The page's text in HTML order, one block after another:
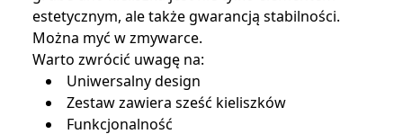
estetycznym, ale także gwarancją stabilności.
Można myć w zmywarce.
Warto zwrócić uwagę na:
Uniwersalny design
Zestaw zawiera sześć kieliszków
Funkcjonalność